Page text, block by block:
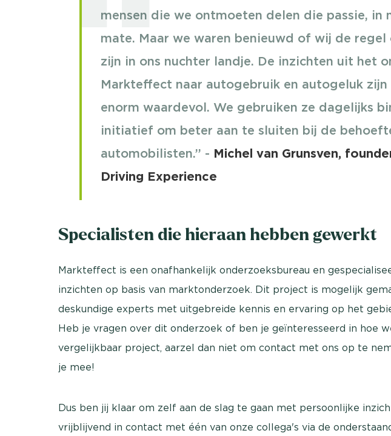
mensen die we ontmoeten delen die passie, in
mate. Maar we waren benieuwd of wij de
zijn in ons nuchter landje. De inzichten uit het
Markteffect naar autogebruik en autogeluk zijn
enorm waardevol. We gebruiken ze dagelijks
initiatief om beter aan te sluiten bij de
automobilisten.’’ - Michel van Grunsven,
Driving Experience
Specialisten die hieraan hebben gewerkt
Markteffect is een onafhankelijk onderzoeksbureau en
inzichten op basis van marktonderzoek. Dit project is mogelijk
deskundige experts met uitgebreide kennis en ervaring op het
Heb je vragen over dit onderzoek of ben je geïnteresseerd in hoe
vergelijkbaar project, aarzel dan niet om contact met ons op te
je mee!
Dus ben jij klaar om zelf aan de slag te gaan met persoonlijke
vrijblijvend in contact met één van onze collega's via de